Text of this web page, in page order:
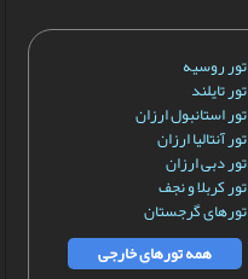
تور روسیه
تور تایلند
تور استانبول ارزان
تور آنتالیا ارزان
تور دبی ارزان
تور کربلا و نجف
تورهای گرجستان
همه تورهای خارجی